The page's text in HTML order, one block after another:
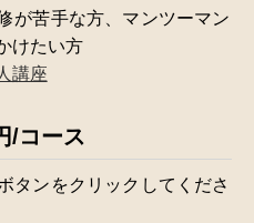
が苦手な方、マンツーマン
けたい方
講座
/コース
タンをクリックしてくださ